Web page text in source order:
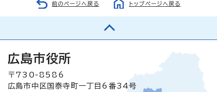
前のページへ戻る トップページへ戻る
広島市役所
〒730-8586
広島市中区国泰寺町一丁目6番34号